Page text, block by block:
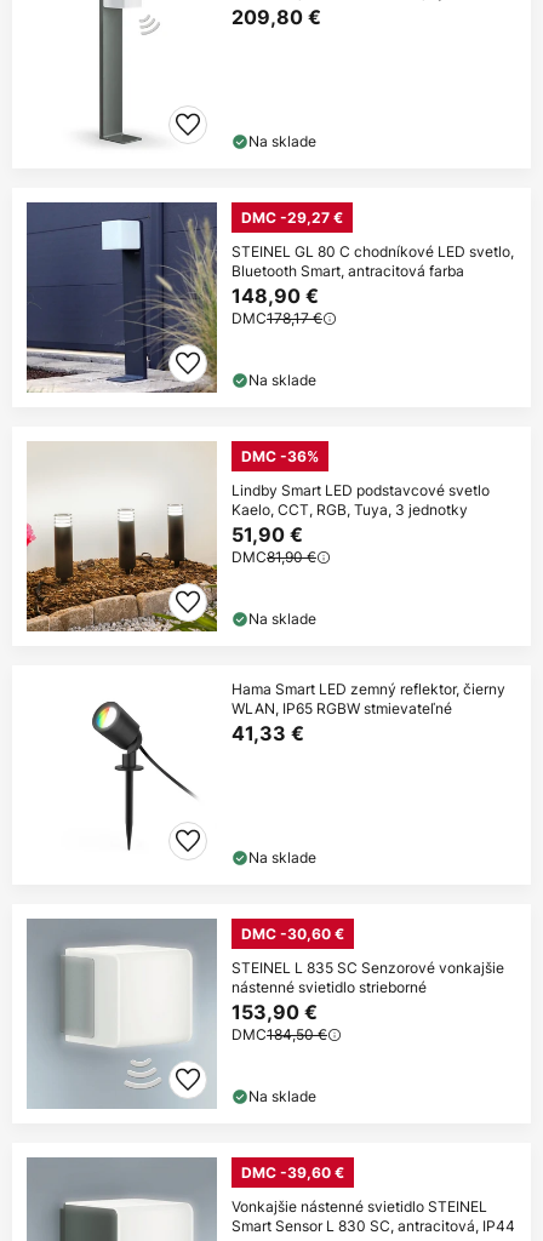
209,80 €
Na sklade
DMC -29,27 €
STEINEL GL 80 C chodníkové LED svetlo,
Bluetooth Smart, antracitová farba
148,90 €
DMC178,17 €
Na sklade
DMC -36%
Lindby Smart LED podstavcové svetlo
Kaelo, CCT, RGB, Tuya, 3 jednotky
51,90 €
DMC81,90 €
Na sklade
Hama Smart LED zemný reflektor, čierny
WLAN, IP65 RGBW stmievateľné
41,33 €
Na sklade
DMC -30,60 €
STEINEL L 835 SC Senzorové vonkajšie
nástenné svietidlo strieborné
153,90 €
DMC184,50 €
Na sklade
DMC -39,60 €
Vonkajšie nástenné svietidlo STEINEL
Smart Sensor L 830 SC, antracitová, IP44